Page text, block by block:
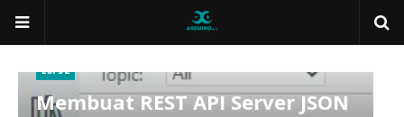
ESP32
Membuat REST API Server JSON